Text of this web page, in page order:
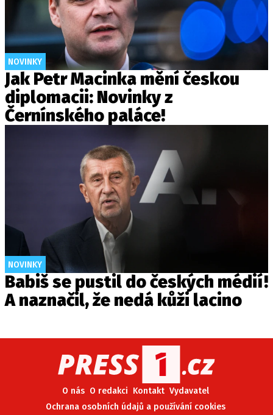
NOVINKY
Jak Petr Macinka mění českou
diplomacii: Novinky z
Černínského paláce!
NOVINKY
Babiš se pustil do českých médií!
A naznačil, že nedá kůži lacino
O nás O redakci Kontakt Vydavatel
Ochrana osobních údajů a používání cookies